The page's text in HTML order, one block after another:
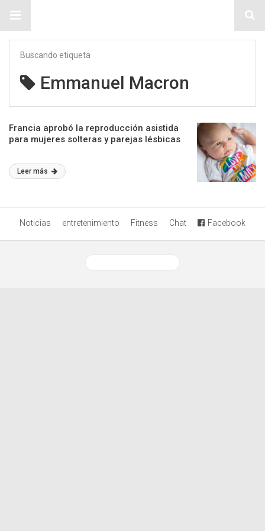
Buscando etiqueta
Emmanuel Macron
Francia aprobó la reproducción asistida
para mujeres solteras y parejas lésbicas
Leer más
Noticias entretenimiento Fitness Chat Facebook